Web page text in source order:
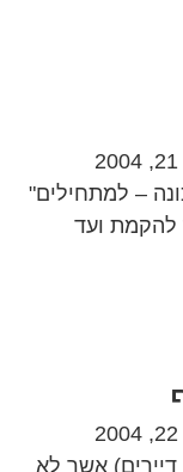
– למתחילים"
ועד
10 שנים אני גר בבית משותף (12 דיירים) אשר לא